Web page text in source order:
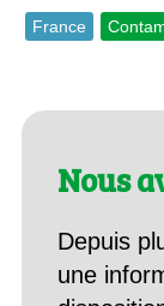
France
Nous
Depuis
une